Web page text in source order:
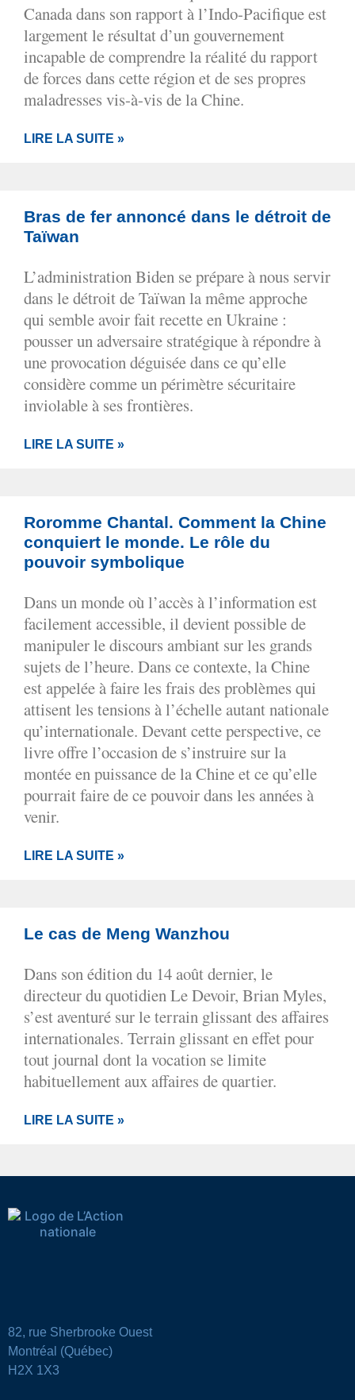
Canada dans son rapport à l’Indo-Pacifique est
largement le résultat d’un gouvernement
incapable de comprendre la réalité du rapport
de forces dans cette région et de ses propres
maladresses vis-à-vis de la Chine.
LIRE LA SUITE »
Bras de fer annoncé dans le détroit de
Taïwan
L’administration Biden se prépare à nous servir
dans le détroit de Taïwan la même approche
qui semble avoir fait recette en Ukraine :
pousser un adversaire stratégique à répondre à
une provocation déguisée dans ce qu’elle
considère comme un périmètre sécuritaire
inviolable à ses frontières.
LIRE LA SUITE »
Roromme Chantal. Comment la Chine
conquiert le monde. Le rôle du
pouvoir symbolique
Dans un monde où l’accès à l’information est
facilement accessible, il devient possible de
manipuler le discours ambiant sur les grands
sujets de l’heure. Dans ce contexte, la Chine
est appelée à faire les frais des problèmes qui
attisent les tensions à l’échelle autant nationale
qu’internationale. Devant cette perspective, ce
livre offre l’occasion de s’instruire sur la
montée en puissance de la Chine et ce qu’elle
pourrait faire de ce pouvoir dans les années à
venir.
LIRE LA SUITE »
Le cas de Meng Wanzhou
Dans son édition du 14 août dernier, le
directeur du quotidien Le Devoir, Brian Myles,
s’est aventuré sur le terrain glissant des affaires
internationales. Terrain glissant en effet pour
tout journal dont la vocation se limite
habituellement aux affaires de quartier.
LIRE LA SUITE »
82, rue Sherbrooke Ouest
Montréal (Québec)
H2X 1X3